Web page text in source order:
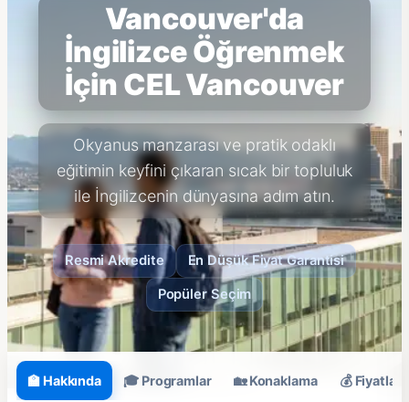
Vancouver'da
İngilizce Öğrenmek
İçin CEL Vancouver
Okyanus manzarası ve pratik odaklı
eğitimin keyfini çıkaran sıcak bir topluluk
ile İngilizcenin dünyasına adım atın.
Resmi Akredite En Düşük Fiyat Garantisi
Popüler Seçim
🏫 Hakkında 🎓 Programlar 🏡 Konaklama 💰 Fiyatlar